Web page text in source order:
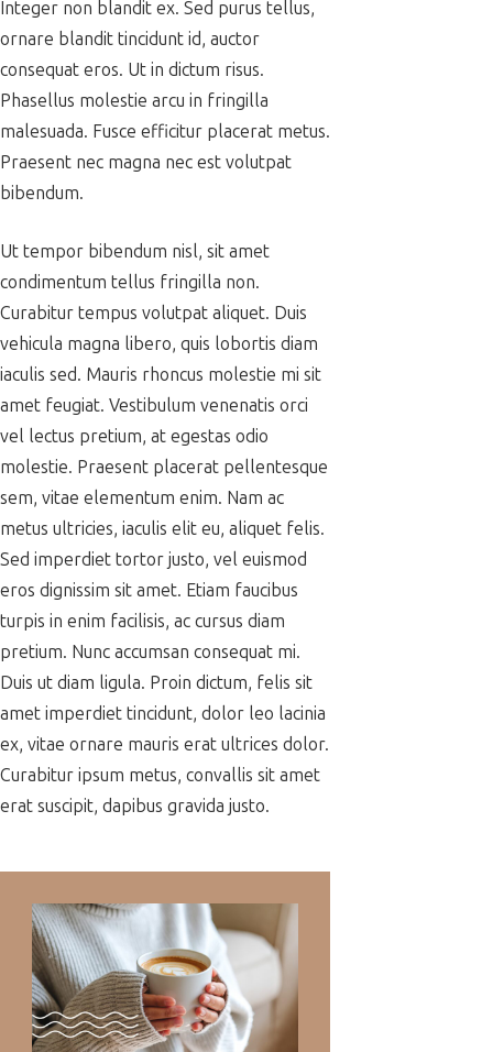
Integer non blandit ex. Sed purus tellus,
ornare blandit tincidunt id, auctor
consequat eros. Ut in dictum risus.
Phasellus molestie arcu in fringilla
malesuada. Fusce efficitur placerat metus.
Praesent nec magna nec est volutpat
bibendum.
Ut tempor bibendum nisl, sit amet
condimentum tellus fringilla non.
Curabitur tempus volutpat aliquet. Duis
vehicula magna libero, quis lobortis diam
iaculis sed. Mauris rhoncus molestie mi sit
amet feugiat. Vestibulum venenatis orci
vel lectus pretium, at egestas odio
molestie. Praesent placerat pellentesque
sem, vitae elementum enim. Nam ac
metus ultricies, iaculis elit eu, aliquet felis.
Sed imperdiet tortor justo, vel euismod
eros dignissim sit amet. Etiam faucibus
turpis in enim facilisis, ac cursus diam
pretium. Nunc accumsan consequat mi.
Duis ut diam ligula. Proin dictum, felis sit
amet imperdiet tincidunt, dolor leo lacinia
ex, vitae ornare mauris erat ultrices dolor.
Curabitur ipsum metus, convallis sit amet
erat suscipit, dapibus gravida justo.